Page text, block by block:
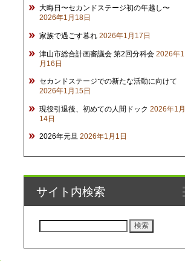
大晦日〜セカンドステージ初の年越し〜
2026年1月18日
家族で過ごす暮れ 2026年1月17日
津山市総合計画審議会 第2回分科会 2026年1
月16日
セカンドステージでの新たな活動に向けて
2026年1月15日
現役引退後、初めての人間ドック 2026年1月
14日
2026年元旦 2026年1月1日
サイト内検索